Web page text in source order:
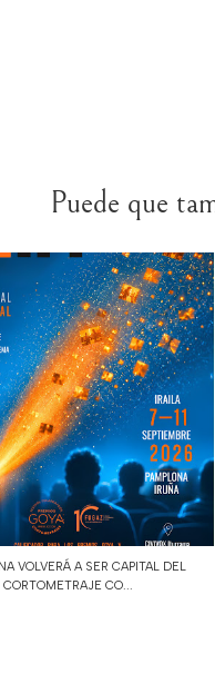
Puede que
VOLVERÁ A SER CAPITAL DEL
CORTOMETRAJE CO...